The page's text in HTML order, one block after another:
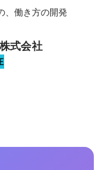
、働き方の開発
式会社